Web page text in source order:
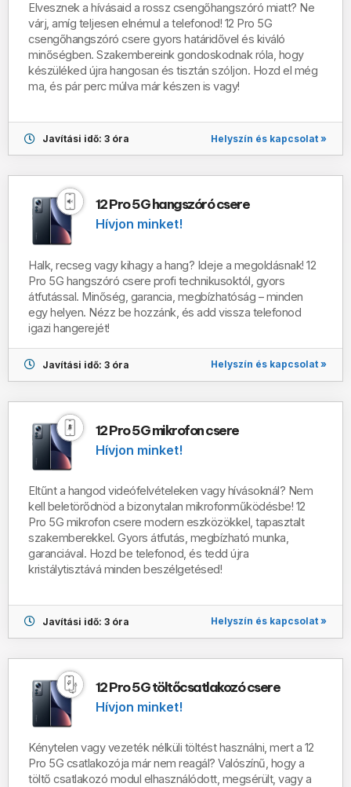
Elvesznek a hívásaid a rossz csengőhangszóró miatt? Ne
várj, amíg teljesen elnémul a telefonod! 12 Pro 5G
csengőhangszóró csere gyors határidővel és kiváló
minőségben. Szakembereink gondoskodnak róla, hogy
készüléked újra hangosan és tisztán szóljon. Hozd el még
ma, és pár perc múlva már készen is vagy!
Javítási idő: 3 óra Helyszín és kapcsolat »
12 Pro 5G hangszóró csere
Hívjon minket!
Halk, recseg vagy kihagy a hang? Ideje a megoldásnak! 12
Pro 5G hangszóró csere profi technikusoktól, gyors
átfutással. Minőség, garancia, megbízhatóság – minden
egy helyen. Nézz be hozzánk, és add vissza telefonod
igazi hangerejét!
Javítási idő: 3 óra Helyszín és kapcsolat »
12 Pro 5G mikrofon csere
Hívjon minket!
Eltűnt a hangod videófelvételeken vagy hívásoknál? Nem
kell beletörődnöd a bizonytalan mikrofonműködésbe! 12
Pro 5G mikrofon csere modern eszközökkel, tapasztalt
szakemberekkel. Gyors átfutás, megbízható munka,
garanciával. Hozd be telefonod, és tedd újra
kristálytisztává minden beszélgetésed!
Javítási idő: 3 óra Helyszín és kapcsolat »
12 Pro 5G töltőcsatlakozó csere
Hívjon minket!
Kénytelen vagy vezeték nélküli töltést használni, mert a 12
Pro 5G csatlakozója már nem reagál? Valószínű, hogy a
töltő csatlakozó modul elhasználódott, megsérült, vagy a